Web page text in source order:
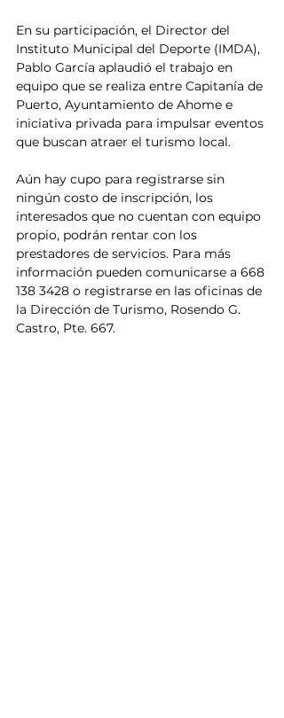
En su participación, el Director del
Instituto Municipal del Deporte (IMDA),
Pablo García aplaudió el trabajo en
equipo que se realiza entre Capitanía de
Puerto, Ayuntamiento de Ahome e
iniciativa privada para impulsar eventos
que buscan atraer el turismo local.
Aún hay cupo para registrarse sin
ningún costo de inscripción, los
interesados que no cuentan con equipo
propio, podrán rentar con los
prestadores de servicios. Para más
información pueden comunicarse a 668
138 3428 o registrarse en las oficinas de
la Dirección de Turismo, Rosendo G.
Castro, Pte. 667.